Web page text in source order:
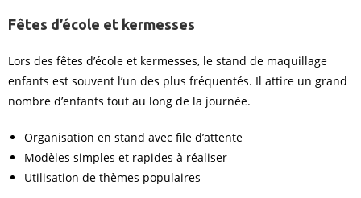
Fêtes d’école et kermesses
Lors des fêtes d’école et kermesses, le stand de maquillage
enfants est souvent l’un des plus fréquentés. Il attire un grand
nombre d’enfants tout au long de la journée.
Organisation en stand avec file d’attente
Modèles simples et rapides à réaliser
Utilisation de thèmes populaires